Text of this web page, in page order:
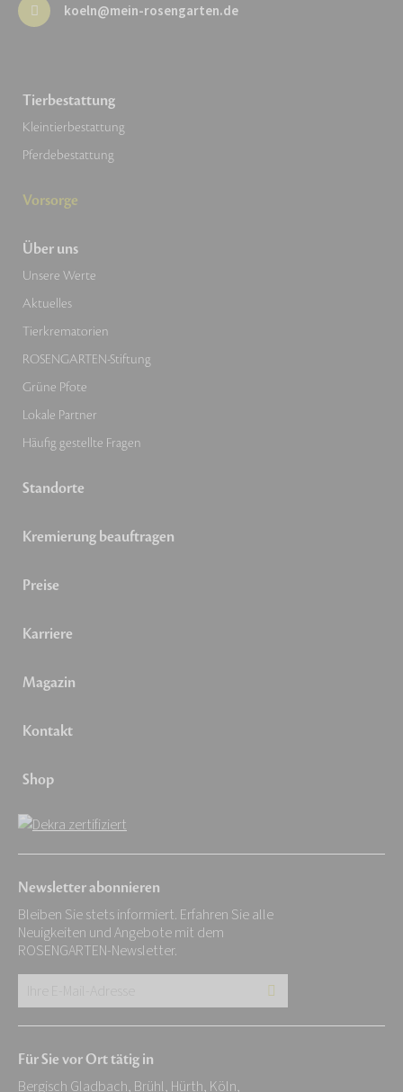
koeln@mein-rosengarten.de
Tierbestattung
Kleintierbestattung
Pferdebestattung
Vorsorge
Über uns
Unsere Werte
Aktuelles
Tierkrematorien
ROSENGARTEN-Stiftung
Grüne Pfote
Lokale Partner
Häufig gestellte Fragen
Standorte
Kremierung beauftragen
Preise
Karriere
Magazin
Kontakt
Shop
Newsletter abonnieren
Bleiben Sie stets informiert. Erfahren Sie alle
Neuigkeiten und Angebote mit dem
ROSENGARTEN-Newsletter.
Adresse:
Für Sie vor Ort tätig in
Bergisch Gladbach, Brühl, Hürth, Köln,